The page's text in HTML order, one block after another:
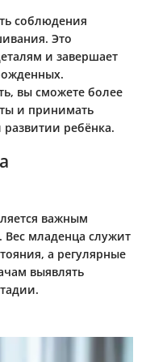
соблюдения
Это
и завершает
вы сможете более
и принимать
ребёнка.
важным
Вес младенца служит
а регулярные
выявлять